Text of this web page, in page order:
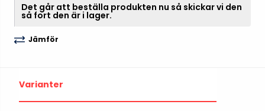
Det går att beställa produkten nu så skickar vi den
så fort den är i lager.
Jämför
Varianter